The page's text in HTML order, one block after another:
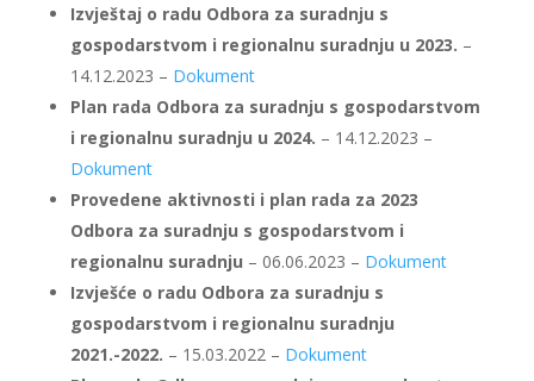
Izvještaj o radu Odbora za suradnju s
gospodarstvom i regionalnu suradnju u 2023. –
14.12.2023 – Dokument
Plan rada Odbora za suradnju s gospodarstvom
i regionalnu suradnju u 2024. – 14.12.2023 –
Dokument
Provedene aktivnosti i plan rada za 2023
Odbora za suradnju s gospodarstvom i
regionalnu suradnju – 06.06.2023 – Dokument
Izvješće o radu Odbora za suradnju s
gospodarstvom i regionalnu suradnju
2021.-2022. – 15.03.2022 – Dokument